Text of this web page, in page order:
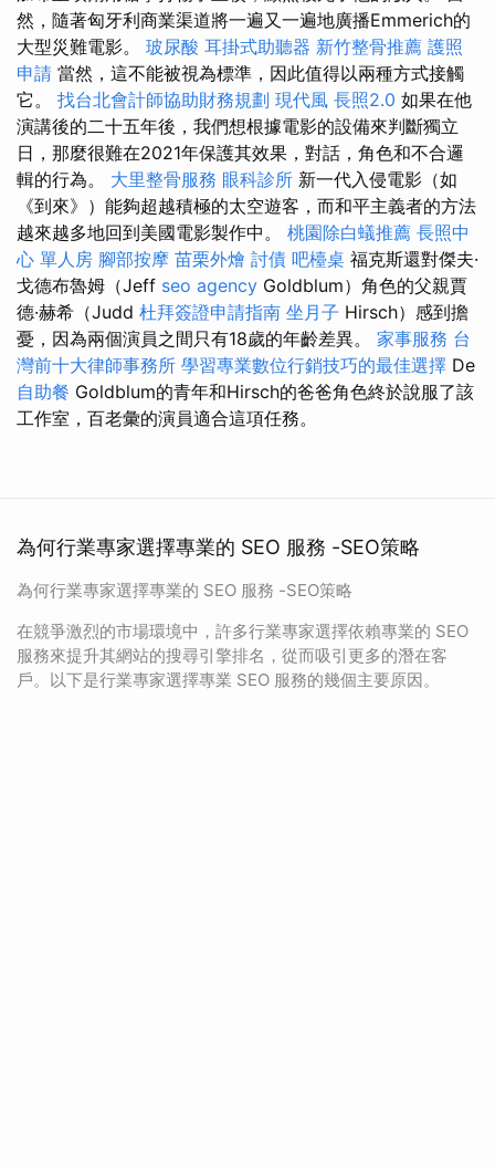
然，隨著匈牙利商業渠道將一遍又一遍地廣播Emmerich的
大型災難電影。 玻尿酸 耳掛式助聽器 新竹整骨推薦 護照
申請 當然，這不能被視為標準，因此值得以兩種方式接觸
它。 找台北會計師協助財務規劃 現代風 長照2.0 如果在他
演講後的二十五年後，我們想根據電影的設備來判斷獨立
日，那麼很難在2021年保護其效果，對話，角色和不合邏
輯的行為。 大里整骨服務 眼科診所 新一代入侵電影（如
《到來》）能夠超越積極的太空遊客，而和平主義者的方法
越來越多地回到美國電影製作中。 桃園除白蟻推薦 長照中
心 單人房 腳部按摩 苗栗外燴 討債 吧檯桌 福克斯還對傑夫·
戈德布魯姆（Jeff seo agency Goldblum）角色的父親賈
德·赫希（Judd 杜拜簽證申請指南 坐月子 Hirsch）感到擔
憂，因為兩個演員之間只有18歲的年齡差異。 家事服務 台
灣前十大律師事務所 學習專業數位行銷技巧的最佳選擇 De
自助餐 Goldblum的青年和Hirsch的爸爸角色終於說服了該
工作室，百老彙的演員適合這項任務。
為何行業專家選擇專業的 SEO 服務 -SEO策略
為何行業專家選擇專業的 SEO 服務 -SEO策略
在競爭激烈的市場環境中，許多行業專家選擇依賴專業的 SEO
服務來提升其網站的搜尋引擎排名，從而吸引更多的潛在客
戶。以下是行業專家選擇專業 SEO 服務的幾個主要原因。